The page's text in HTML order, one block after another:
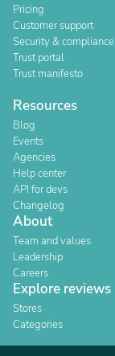
Pricing
Customer support
Security & compliance
Trust portal
Trust manifesto
Resources
Blog
Events
Agencies
Help center
API for devs
Changelog
About
Team and values
Leadership
Careers
Explore reviews
Stores
Categories